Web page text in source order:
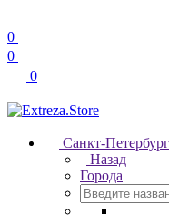
0
0
0
Санкт-Петербург
Назад
Города